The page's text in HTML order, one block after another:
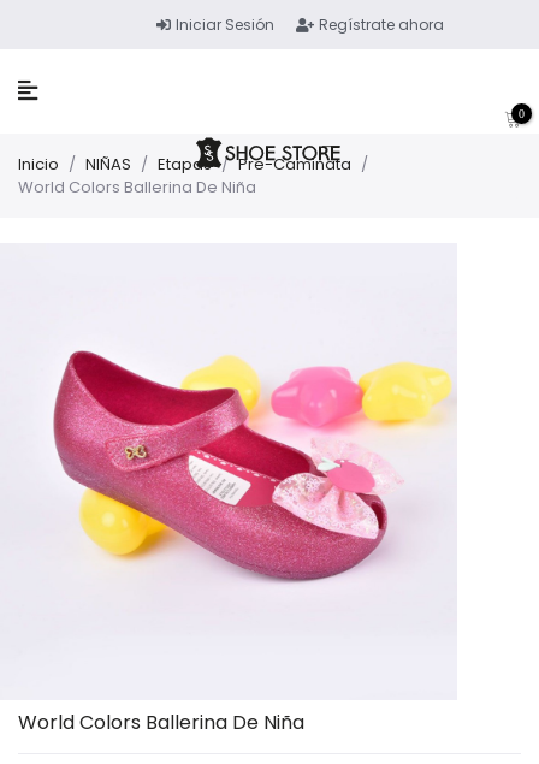
Iniciar Sesión Regístrate ahora
0
Inicio / NIÑAS / Etapas / Pre-Caminata /
World Colors Ballerina De Niña
World Colors Ballerina De Niña